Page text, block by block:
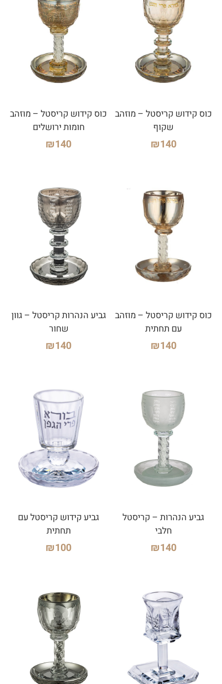
כוס קידוש קריסטל – מוזהב
שקוף
₪140
כוס קידוש קריסטל – מוזהב
חומות ירושלים
₪140
כוס קידוש קריסטל – מוזהב
עם תחתית
₪140
גביע הנהרות קריסטל – גוון
שחור
₪140
גביע הנהרות – קריסטל
חלבי
₪140
גביע קידוש קריסטל עם
תחתית
₪100